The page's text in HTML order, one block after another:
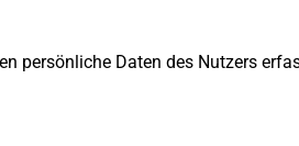
persönliche Daten des Nutzers